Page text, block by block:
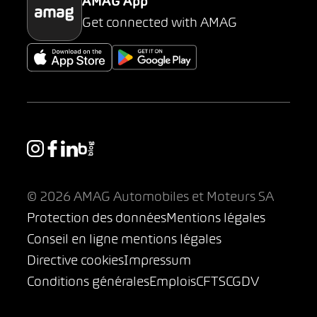
AMAG App
Get connected with AMAG
© 2026 AMAG Automobiles et Moteurs SA
Protection des donnéesMentions légales
Conseil en ligne mentions légales
Directive cookiesImpressum
Conditions généralesEmploisCFTSCGDV